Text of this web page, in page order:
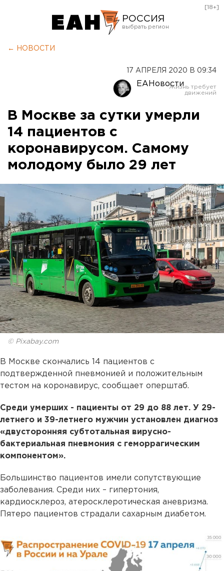
РОССИЯ
Оренбург
[18+]
← НОВОСТИ
17 АПРЕЛЯ 2020 В 09:34
ЕАНовости
В Москве за сутки умерли
14 пациентов с
коронавирусом. Самому
молодому было 29 лет
© Pixabay.com
В Москве скончались 14 пациентов с
подтвержденной пневмонией и положительным
тестом на коронавирус, сообщает оперштаб.
Среди умерших - пациенты от 29 до 88 лет. У 29-
летнего и 39-летнего мужчин установлен диагноз
«двусторонняя субтотальная вирусно-
бактериальная пневмония с геморрагическим
компонентом».
Большинство пациентов имели сопутствующие
заболевания. Среди них – гипертония,
кардиосклероз, атеросклеротическая аневризма.
Пятеро пациентов страдали сахарным диабетом.